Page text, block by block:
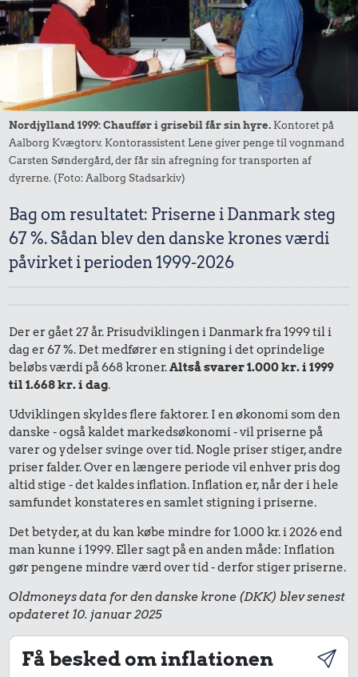
Nordjylland 1999: Chauffør i grisebil får sin hyre. Kontoret på
Aalborg Kvægtorv. Kontorassistent Lene giver penge til vognmand
Carsten Søndergård, der får sin afregning for transporten af
dyrerne. (Foto: Aalborg Stadsarkiv)
Bag om resultatet: Priserne i Danmark steg
67 %. Sådan blev den danske krones værdi
påvirket i perioden 1999-2026
Der er gået 27 år. Prisudviklingen i Danmark fra 1999 til i
dag er 67 %. Det medfører en stigning i det oprindelige
beløbs værdi på 668 kroner.Altså svarer 1.000 kr. i 1999
til 1.668 kr. i dag.
Udviklingen skyldes flere faktorer. I en økonomi som den
danske - også kaldet markedsøkonomi - vil priserne på
varer og ydelser svinge over tid. Nogle priser stiger, andre
priser falder. Over en længere periode vil enhver pris dog
altid stige - det kaldes inflation. Inflation er, når der i hele
samfundet konstateres en samlet stigning i priserne.
Det betyder, at du kan købe mindre for 1.000 kr. i 2026 end
man kunne i 1999. Eller sagt på en anden måde: Inflation
gør pengene mindre værd over tid - derfor stiger priserne.
Oldmoneys data for den danske krone (DKK) blev senest
opdateret 10. januar 2025
Få besked om inflationen